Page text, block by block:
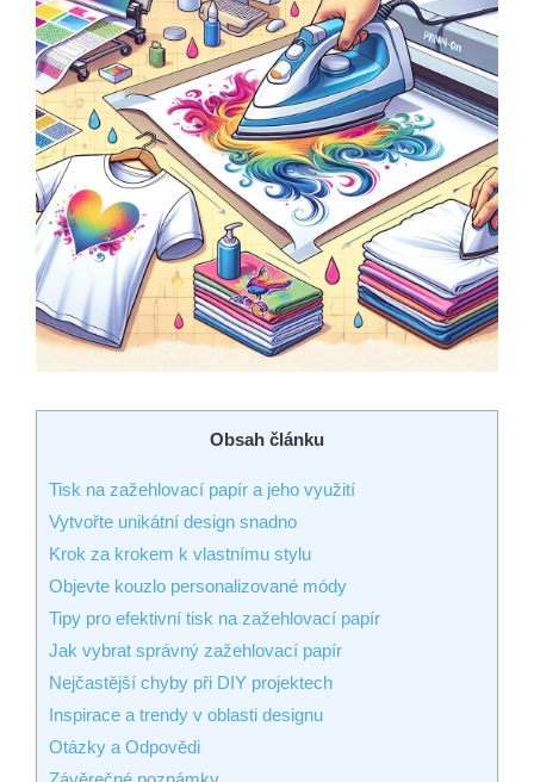
Obsah článku
Tisk na zažehlovací papír a jeho využití
Vytvořte unikátní design snadno
Krok za krokem k vlastnímu stylu
Objevte kouzlo personalizované módy
Tipy pro efektivní tisk na zažehlovací papír
Jak vybrat správný zažehlovací papír
Nejčastější chyby při DIY projektech
Inspirace a trendy v oblasti designu
Otázky a Odpovědi